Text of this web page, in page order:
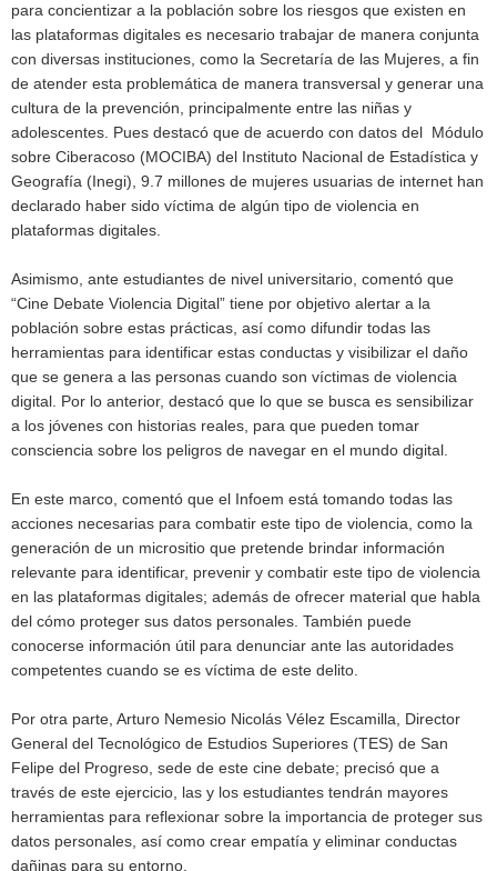
para concientizar a la población sobre los riesgos que existen en
las plataformas digitales es necesario trabajar de manera conjunta
con diversas instituciones, como la Secretaría de las Mujeres, a fin
de atender esta problemática de manera transversal y generar una
cultura de la prevención, principalmente entre las niñas y
adolescentes. Pues destacó que de acuerdo con datos del Módulo
sobre Ciberacoso (MOCIBA) del Instituto Nacional de Estadística y
Geografía (Inegi), 9.7 millones de mujeres usuarias de internet han
declarado haber sido víctima de algún tipo de violencia en
plataformas digitales.
Asimismo, ante estudiantes de nivel universitario, comentó que
“Cine Debate Violencia Digital” tiene por objetivo alertar a la
población sobre estas prácticas, así como difundir todas las
herramientas para identificar estas conductas y visibilizar el daño
que se genera a las personas cuando son víctimas de violencia
digital. Por lo anterior, destacó que lo que se busca es sensibilizar
a los jóvenes con historias reales, para que pueden tomar
consciencia sobre los peligros de navegar en el mundo digital.
En este marco, comentó que el Infoem está tomando todas las
acciones necesarias para combatir este tipo de violencia, como la
generación de un micrositio que pretende brindar información
relevante para identificar, prevenir y combatir este tipo de violencia
en las plataformas digitales; además de ofrecer material que habla
del cómo proteger sus datos personales. También puede
conocerse información útil para denunciar ante las autoridades
competentes cuando se es víctima de este delito.
Por otra parte, Arturo Nemesio Nicolás Vélez Escamilla, Director
General del Tecnológico de Estudios Superiores (TES) de San
Felipe del Progreso, sede de este cine debate; precisó que a
través de este ejercicio, las y los estudiantes tendrán mayores
herramientas para reflexionar sobre la importancia de proteger sus
datos personales, así como crear empatía y eliminar conductas
dañinas para su entorno.